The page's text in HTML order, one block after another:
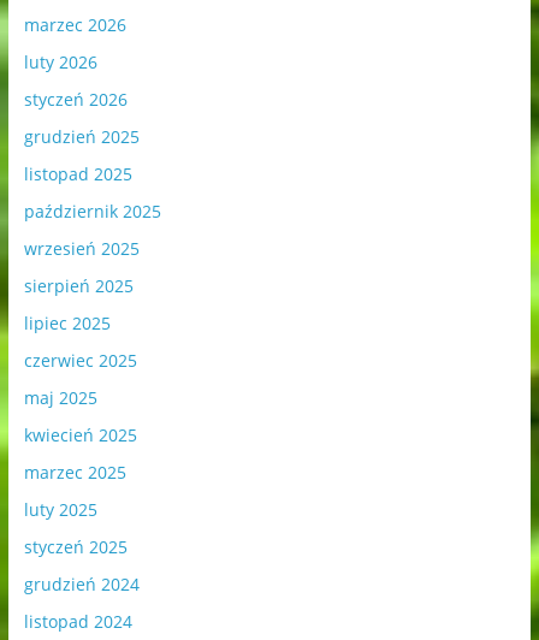
marzec 2026
luty 2026
styczeń 2026
grudzień 2025
listopad 2025
październik 2025
wrzesień 2025
sierpień 2025
lipiec 2025
czerwiec 2025
maj 2025
kwiecień 2025
marzec 2025
luty 2025
styczeń 2025
grudzień 2024
listopad 2024